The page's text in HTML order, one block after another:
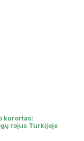
kurortas:
rojus Turkijoje